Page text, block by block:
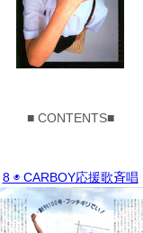
■ CONTENTS■
8 ◉ CARBOY応援歌斉唱